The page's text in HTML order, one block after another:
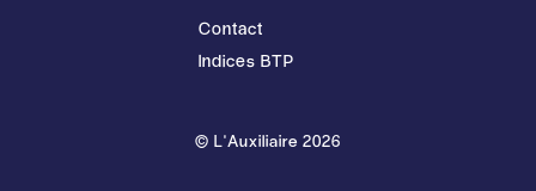
Contact
Indices BTP
© L'Auxiliaire 2026